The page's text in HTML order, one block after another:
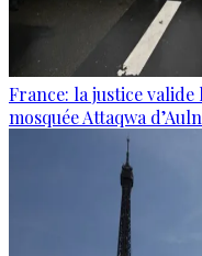
France: la justice
mosquée Attaqwa